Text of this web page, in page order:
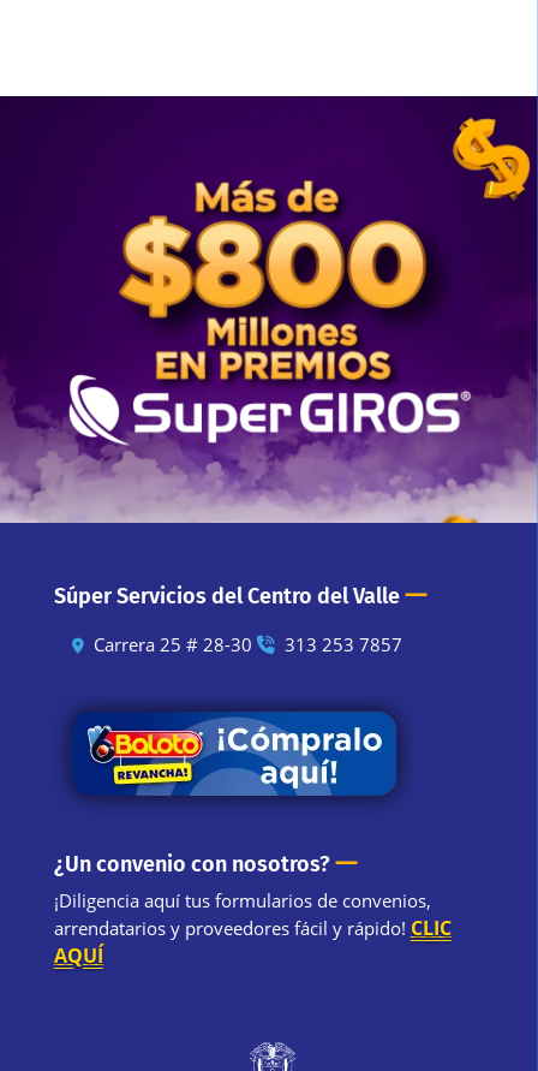
Súper Servicios del Centro del Valle—
Carrera 25 # 28-30 313 253 7857
¿Un convenio con nosotros?—
¡Diligencia aquí tus formularios de convenios,
arrendatarios y proveedores fácil y rápido! CLIC
AQUÍ